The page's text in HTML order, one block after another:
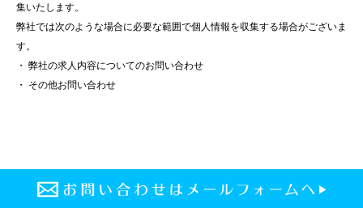
集いたします。
弊社では次のような場合に必要な範囲で個人情報を収集する場合がございま
す。
・ 弊社の求人内容についてのお問い合わせ
・ その他お問い合わせ